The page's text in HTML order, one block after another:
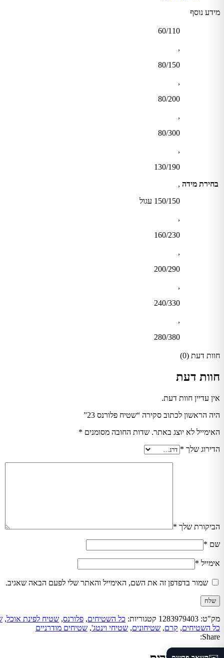
מידע נוסף
בחירת מידה
60/110
,
80/150
,
80/200
,
80/300
,
130/190
,
150/150 עגול
,
160/230
,
200/290
,
240/330
,
280/380
חוות דעת (0)
חוות דעת
אין עדיין חוות דעת.
היה הראשון לכתוב סקירה “שטיח פלורנס 23”
האימייל לא יוצג באתר. שדות החובה מסומנים *
הדירוג שלך *
הביקורת שלך *
שם *
אימייל *
שמור בדפדפן זה את השם, האימייל והאתר שלי לפעם הבאה שאגיב.
מק"ט: 1283979403 קטגוריות: כל השטיחים, פלורנס, שטיח לפינת אוכל,
כל השטיחים, קרם, שטיחונים, שטיחי וינטג', שטיחים מודרניים
Share: